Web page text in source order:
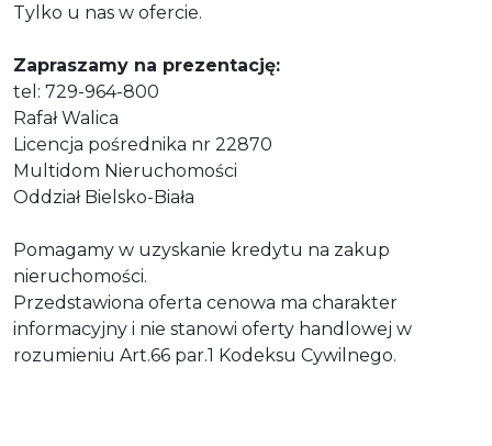
Tylko u nas w ofercie.
Zapraszamy na prezentację:
tel: 729-964-800
Rafał Walica
Licencja pośrednika nr 22870
Multidom Nieruchomości
Oddział Bielsko-Biała
Pomagamy w uzyskanie kredytu na zakup
nieruchomości.
Przedstawiona oferta cenowa ma charakter
informacyjny i nie stanowi oferty handlowej w
rozumieniu Art.66 par.1 Kodeksu Cywilnego.